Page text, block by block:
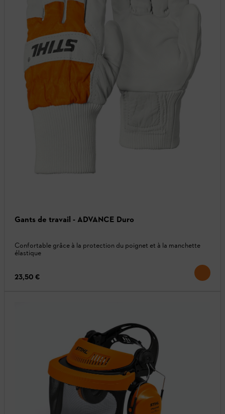
Gants de travail - ADVANCE Duro
Confortable grâce à la protection du poignet et à la manchette
élastique
23,50 €